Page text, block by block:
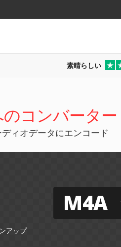
素晴らしい
コンバーター
ィオデータにエンコード
アップ
M4A